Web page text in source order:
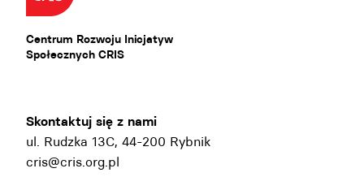
Centrum Rozwoju Inicjatyw
Społecznych CRIS
Skontaktuj się z nami
ul. Rudzka 13C, 44-200 Rybnik
cris@cris.org.pl